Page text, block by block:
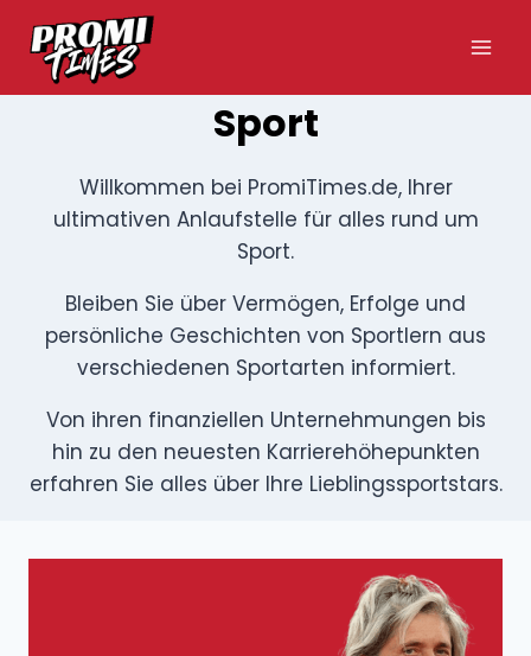
Inhalt
springen
Sport
Willkommen bei PromiTimes.de, Ihrer
ultimativen Anlaufstelle für alles rund um
Sport.
Bleiben Sie über Vermögen, Erfolge und
persönliche Geschichten von Sportlern aus
verschiedenen Sportarten informiert.
Von ihren finanziellen Unternehmungen bis
hin zu den neuesten Karrierehöhepunkten
erfahren Sie alles über Ihre Lieblingssportstars.